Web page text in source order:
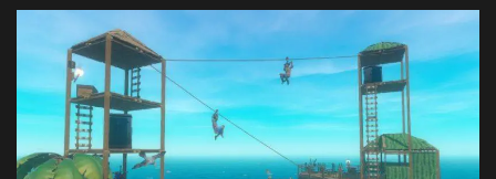
SE CONNECTER OU S'INSCRIRE